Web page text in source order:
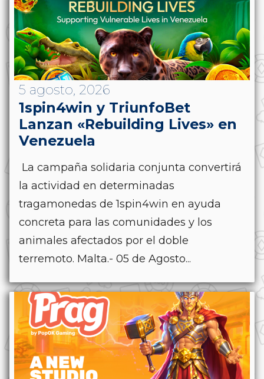
5 agosto, 2026
1spin4win y TriunfoBet
Lanzan «Rebuilding Lives» en
Venezuela
La campaña solidaria conjunta convertirá
la actividad en determinadas
tragamonedas de 1spin4win en ayuda
concreta para las comunidades y los
animales afectados por el doble
terremoto. Malta.- 05 de Agosto...